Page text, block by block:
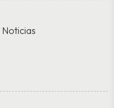
Noticias